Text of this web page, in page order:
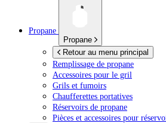
Propane
Propane
Retour au menu principal
Remplissage de propane
Accessoires pour le gril
Grils et fumoirs
Chaufferettes portatives
Réservoirs de propane
Pièces et accessoires pour